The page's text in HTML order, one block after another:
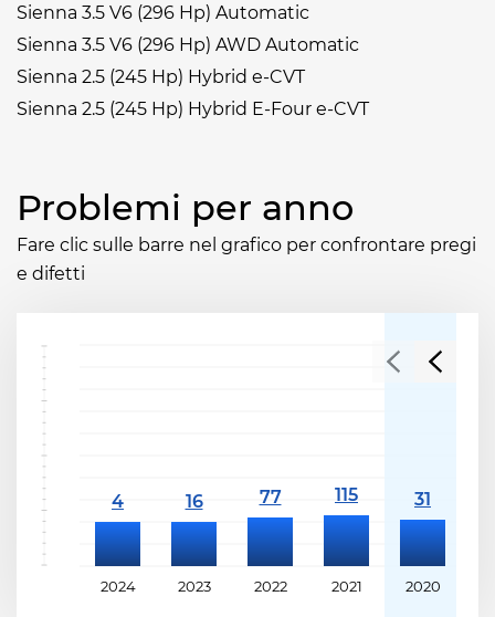
Sienna 3.5 V6 (296 Hp) Automatic
Sienna 3.5 V6 (296 Hp) AWD Automatic
Sienna 2.5 (245 Hp) Hybrid e-CVT
Sienna 2.5 (245 Hp) Hybrid E-Four e-CVT
Problemi per anno
Fare clic sulle barre nel grafico per confrontare pregi
e difetti
2024 2023 2022 2021 2020